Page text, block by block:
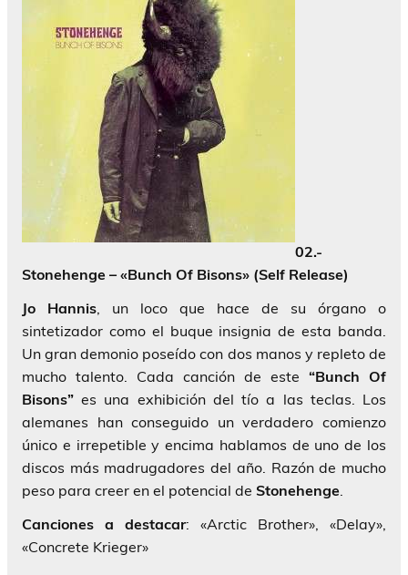
02.-
Stonehenge – «Bunch Of Bisons» (Self Release)
Jo Hannis, un loco que hace de su órgano o
sintetizador como el buque insignia de esta banda.
Un gran demonio poseído con dos manos y repleto de
mucho talento. Cada canción de este “Bunch Of
Bisons”es una exhibición del tío a las teclas. Los
alemanes han conseguido un verdadero comienzo
único e irrepetible y encima hablamos de uno de los
discos más madrugadores del año. Razón de mucho
peso para creer en el potencial de Stonehenge.
Canciones a destacar: «Arctic Brother», «Delay»,
«Concrete Krieger»